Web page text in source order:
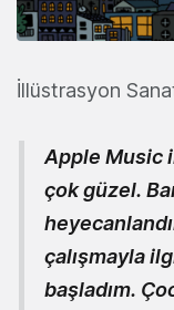
İllüstrasyon
Apple Music
çok güzel.
çalışmayla
başladım.